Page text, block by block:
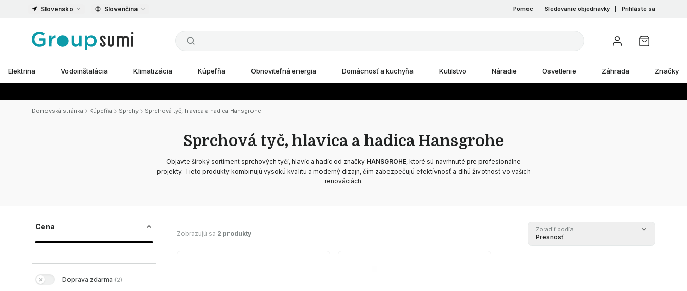
Slovensko Slovenčina Pomoc Sledovanie objednávky Prihláste sa
Elektrina Vodoinštalácia Klimatizácia Kúpeľňa Obnoviteľná energia Domácnosť a kuchyňa Kutilstvo Náradie Osvetlenie Záhrada Značky
Domovská stránka Kúpeľňa Sprchy Sprchová tyč, hlavica a hadica Hansgrohe
Sprchová tyč, hlavica a hadica Hansgrohe
Objavte široký sortiment sprchových tyčí, hlavíc a hadíc od značky HANSGROHE, ktoré sú navrhnuté pre profesionálne
projekty. Tieto produkty kombinujú vysokú kvalitu a moderný dizajn, čím zabezpečujú efektívnosť a dlhú životnosť vo vašich
renováciách.
Cena
Doprava zdarma (2)
Zobrazujú sa 2 produkty
Zoradiť podľa
Presnosť